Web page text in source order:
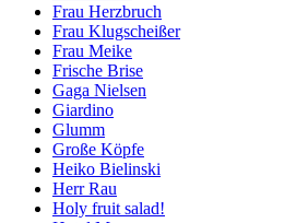
Frau Herzbruch
Frau Klugscheißer
Frau Meike
Frische Brise
Gaga Nielsen
Giardino
Glumm
Große Köpfe
Heiko Bielinski
Herr Rau
Holy fruit salad!